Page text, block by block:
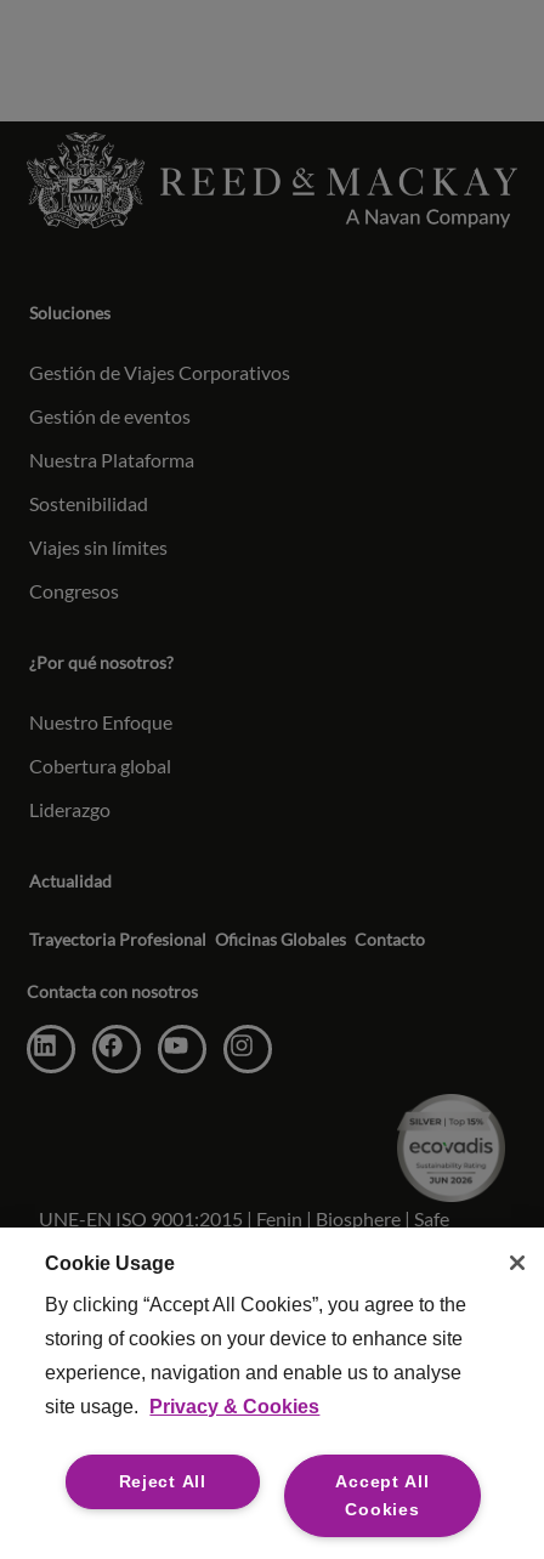
Soluciones
Gestión de Viajes Corporativos
Gestión de eventos
Nuestra Plataforma
Sostenibilidad
Viajes sin límites
Congresos
¿Por qué nosotros?
Nuestro Enfoque
Cobertura global
Liderazgo
Actualidad
Trayectoria Profesional Oficinas Globales Contacto
Contacta con nosotros
UNE-EN ISO 9001:2015 | Fenin | Biosphere | Safe
Travels
reservados.
Términos y condiciones| Configuracion De Cookies
Politica Calidad
Esclavitud moderna| Legal
For media opportunities please contact
Cookie Usage
By clicking “Accept All Cookies”, you agree to the
storing of cookies on your device to enhance site
experience, navigation and enable us to analyse
site usage.
Privacy & Cookies
Accept All
Cookies
Reject All